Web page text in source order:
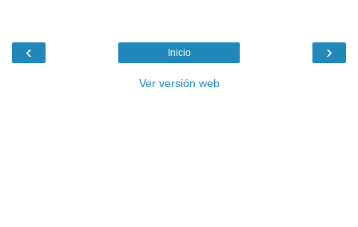
‹ ›
Inicio
Ver versión web